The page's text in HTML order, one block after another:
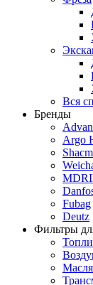
Вся
Бренды
Argo
Fubag
Deutz
Фильтры